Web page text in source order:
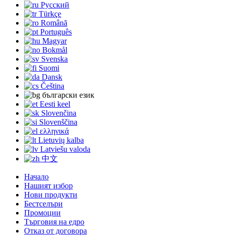
Русский
Türkçe
Română
Português
Magyar
Bokmål
Svenska
Suomi
Dansk
Čeština
български език
Eesti keel
Slovenčina
Slovenščina
ελληνικά
Lietuvių kalba
Latviešu valoda
中文
Начало
Нашият избор
Нови продукти
Бестселъри
Промоции
Търговия на едро
Отказ от договора